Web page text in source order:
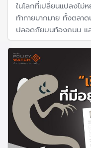
ในโลกที่เปลี่ยนแปลงไม่หยุดนิ่ง “ภูเก็ต” กำลั
ท้าทายมากมาย ทั้งตลา
ปลอดภัยบนท้องถนน แ
การพัฒนา การเปลี่ยนเก
คำตอบ สู่คุณภาพชีวิตที่